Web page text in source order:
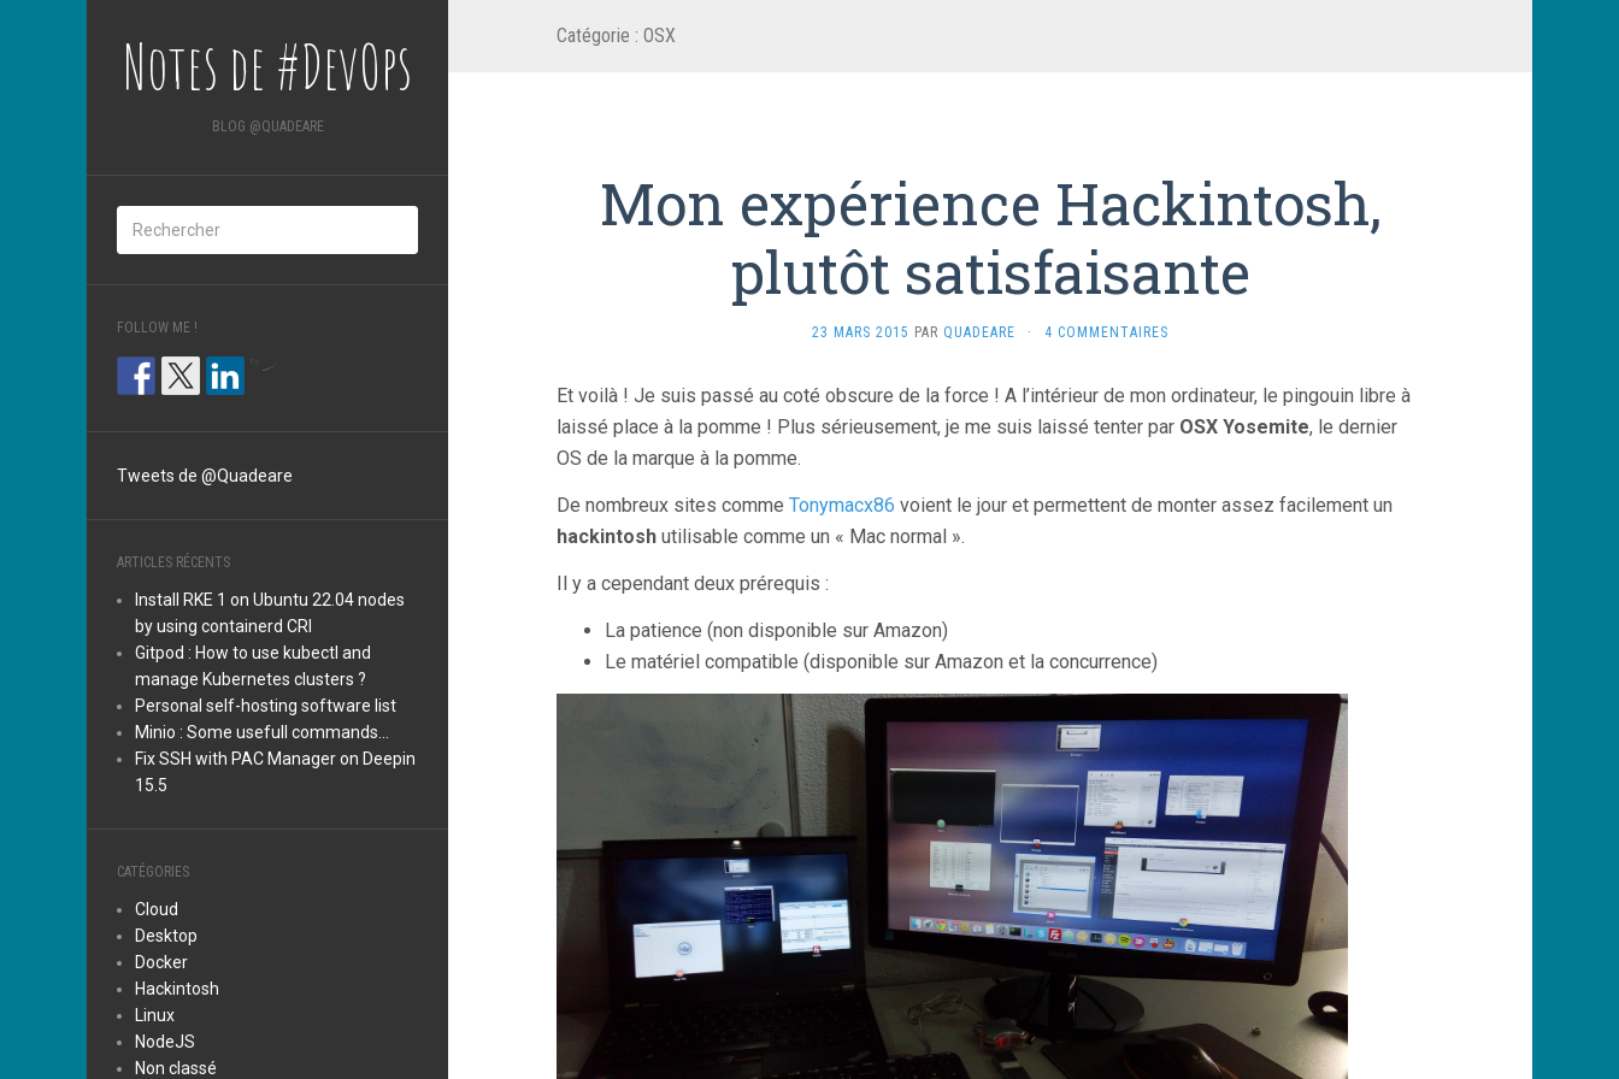
Notes de #DevOps
BLOG @QUADEARE
FOLLOW ME !
Tweets de @Quadeare
ARTICLES RÉCENTS
Install RKE 1 on Ubuntu 22.04 nodes
by using containerd CRI
Gitpod : How to use kubectl and
manage Kubernetes clusters ?
Personal self-hosting software list
Minio : Some usefull commands…
Fix SSH with PAC Manager on Deepin
15.5
CATÉGORIES
Cloud
Desktop
Docker
Hackintosh
Linux
NodeJS
Non classé
Catégorie : OSX
Mon expérience Hackintosh,
plutôt satisfaisante
23 MARS 2015 PAR QUADEARE · 4 COMMENTAIRES
Et voilà ! Je suis passé au coté obscure de la force ! A l’intérieur de mon ordinateur, le pingouin libre à
laissé place à la pomme ! Plus sérieusement, je me suis laissé tenter par OSX Yosemite, le dernier
OS de la marque à la pomme.
De nombreux sites comme Tonymacx86 voient le jour et permettent de monter assez facilement un
hackintosh utilisable comme un « Mac normal ».
Il y a cependant deux prérequis :
La patience (non disponible sur Amazon)
Le matériel compatible (disponible sur Amazon et la concurrence)